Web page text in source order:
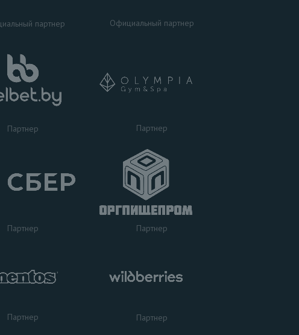
партнер Официальный партнер
Партнер Партнер
Партнер Партнер
Партнер Партнер